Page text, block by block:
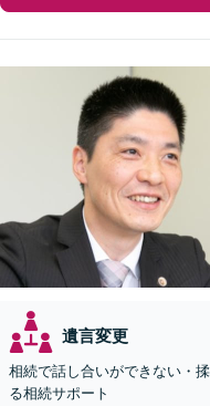
遺言変更
相続で話し合いができない・
る相続サポート